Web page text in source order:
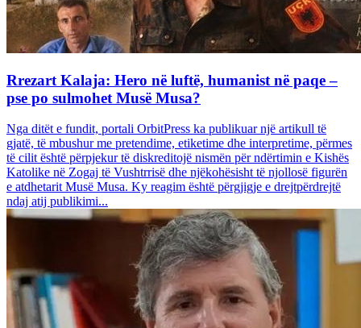
Rrezart Kalaja: Hero në luftë, humanist në paqe –
pse po sulmohet Musë Musa?
Nga ditët e fundit, portali OrbitPress ka publikuar një artikull të
gjatë, të mbushur me pretendime, etiketime dhe interpretime, përmes
të cilit është përpjekur të diskreditojë nismën për ndërtimin e Kishës
Katolike në Zogaj të Vushtrrisë dhe njëkohësisht të njollosë figurën
e atdhetarit Musë Musa. Ky reagim është përgjigje e drejtpërdrejtë
ndaj atij publikimi...